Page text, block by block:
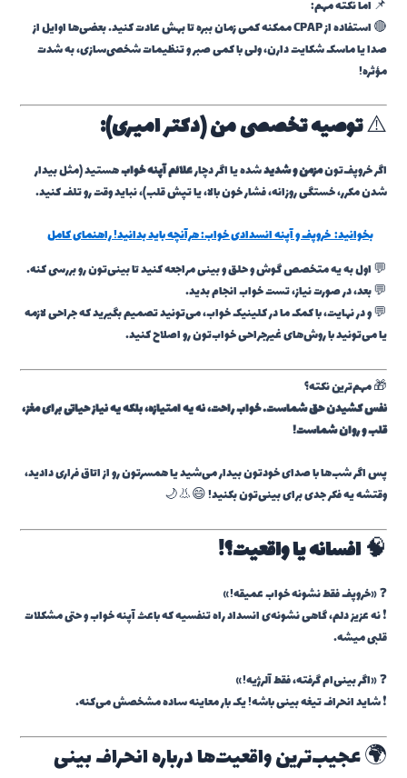
📌 اما نکته مهم:
🔴 استفاده از CPAP ممکنه کمی زمان ببره تا بهش عادت کنید. بعضی‌ها اوایل از
صدا یا ماسک شکایت دارن، ولی با کمی صبر و تنظیمات شخصی‌سازی، به شدت
مؤثره!
⚠️توصیه تخصصی من (دکتر امیری):
اگر خروپف‌تونمزمن و شدیدشده یا اگر دچارعلائم آپنه خوابهستید (مثل بیدار
شدن مکرر، خستگی روزانه، فشار خون بالا، یا تپش قلب)، نباید وقت رو تلف کنید.
بخوانید:خروپف و آپنه انسدادی خواب: هرآنچه باید بدانید! راهنمای کامل
💬 اول به یه متخصص گوش و حلق و بینی مراجعه کنید تا بینی‌تون رو بررسی کنه.
💬 بعد، در صورت نیاز، تست خواب انجام بدید.
💬 و در نهایت، با کمک ما در کلینیک خواب، می‌تونید تصمیم بگیرید که جراحی لازمه
یا می‌تونید با روش‌های غیرجراحی خواب‌تون رو اصلاح کنید.
🎁 مهم‌ترین نکته؟
نفس کشیدن حق شماست. خواب راحت، نه یه امتیازه، بلکه یه نیاز حیاتی برای مغز،
قلب و روان شماست!
پس اگر شب‌ها با صدای خودتون بیدار می‌شید یا همسرتون رو از اتاق فراری دادید،
وقتشه یه فکر جدی برای بینی‌تون بکنید! 😄👃🌙
🧠افسانه یا واقعیت؟!
❓ «خروپف فقط نشونه خواب عمیقه!»
❗ نه عزیز دلم، گاهی نشونه‌ی انسداد راه تنفسیه که باعث آپنه خواب و حتی مشکلات
قلبی میشه.
❓ «اگر بینی‌ام گرفته، فقط آلرژیه!»
❗ شاید انحراف تیغه بینی باشه! یک بار معاینه ساده مشخصش می‌کنه.
🌍 عجیب‌ترین واقعیت‌ها درباره انحراف بینی